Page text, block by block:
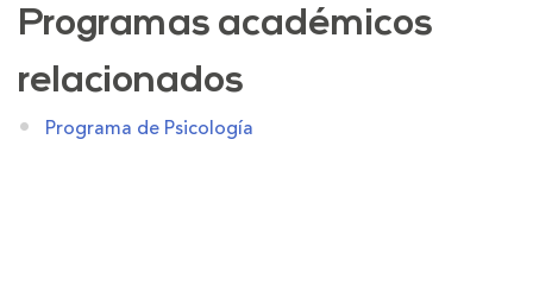
Programas académicos
relacionados
Programa de Psicología